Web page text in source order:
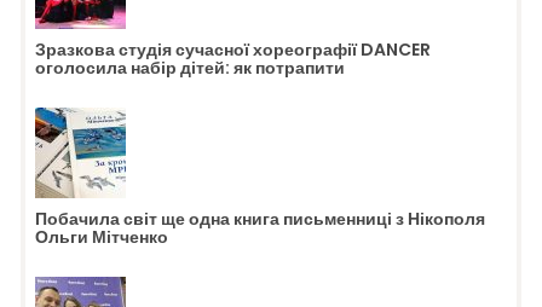
Зразкова студія сучасної хореографії DANCER
оголосила набір дітей: як потрапити
Побачила світ ще одна книга письменниці з Нікополя
Ольги Мітченко